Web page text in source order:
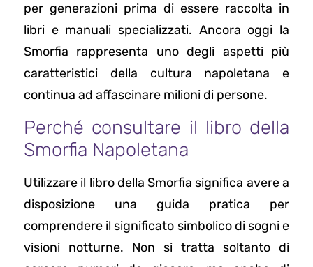
per generazioni prima di essere raccolta in
libri e manuali specializzati. Ancora oggi la
Smorfia rappresenta uno degli aspetti più
caratteristici della cultura napoletana e
continua ad affascinare milioni di persone.
Perché consultare il libro della
Smorfia Napoletana
Utilizzare il libro della Smorfia significa avere a
disposizione una guida pratica per
comprendere il significato simbolico di sogni e
visioni notturne. Non si tratta soltanto di